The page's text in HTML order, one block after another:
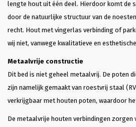
lengte hout uit één deel. Hierdoor komt de
door de natuurlijke structuur van de
recht. Hout met vingerlas verbinding of
wij niet, vanwege kwalitatieve en
Metaalvrije constructie
Dit bed is niet geheel metaalvrij. De poten
zijn namelijk gemaakt van roestvrij staal
verkrijgbaar met houten poten, waardoor
De metaalvrije houten verbindingen